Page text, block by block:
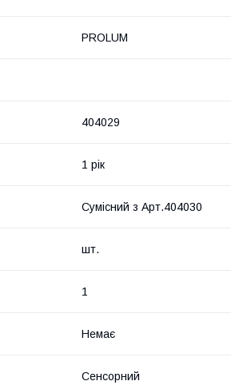
PROLUM
404029
1 рік
Сумісний з Арт.404030
шт.
1
Немає
Сенсорний